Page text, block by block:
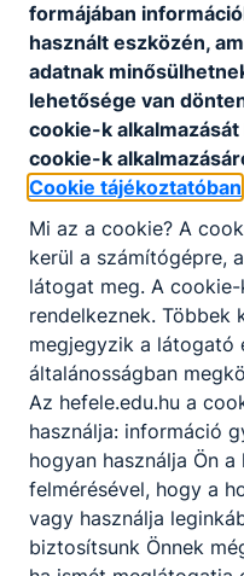
Mobilitás értékelés
Letöltés
Disszeminációs terv -
Letöltés
Letöltés
Disszeminációs terv -
Letöltés
Vas Vármegyei SZC
2023.10. hó.pdf
Letöltés
formájában
használt eszközén,
adatnak
lehetősége van
cookie-k
cookie-k
Cookie tájékoztatóban
Mi az a cookie? A
kerül a számítógépre,
látogat meg. A
rendelkeznek.
megjegyzik a látogató
általánosságban
Az hefele.edu.hu a
használja: információ
hogyan használja Ön
felmérésével, hogy a
vagy használja
biztosítsunk Önnek